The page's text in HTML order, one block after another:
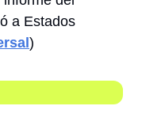
a Estados
)